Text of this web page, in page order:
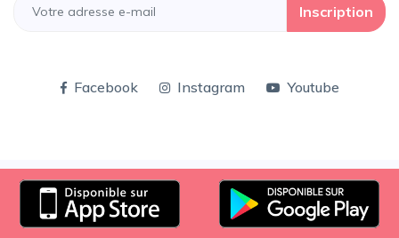
Inscription
Facebook Instagram Youtube